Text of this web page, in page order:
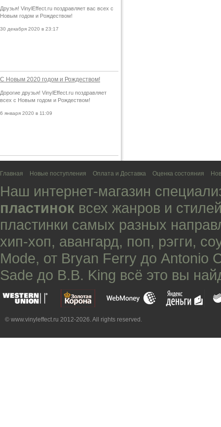
Друзья! VinylEffect.ru поздравляет вас всех с
Новым годом и Рождеством!
30 декабря 2020 в 23:17
С Новым 2020 годом и Рождеством!
Дорогие друзья! VinylEffect.ru поздравляет
всех с Новым годом и Рождеством!
6 января 2020 в 11:09
Главная Новые поступления Оплата и Доставка Оценка состояния
Наш интернет-магазин
пластинок всех жанров и
пластинки самых разных
хип-хоп, авангард, поп, рэгги,
Mode, от Bryan Ferry до Antonio
Sade до B.B. King всё это вы
© www.vinyleffect.ru 2012-2026. All rights reserved.